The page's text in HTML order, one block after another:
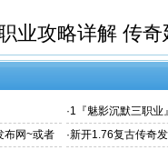
业攻略详解 传
·1『魅影沉默三职业
布网~或者
·新开1.76复古传奇